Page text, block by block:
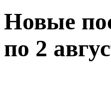
Новые
по 2